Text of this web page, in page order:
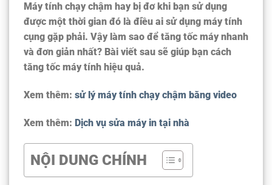
Máy tính chạy chậm hay bị đơ khi bạn sử dụng
được một thời gian đó là điều ai sử dụng máy tính
cụng gặp phải. Vậy làm sao để tăng tốc máy nhanh
và đơn giản nhất? Bài viết sau sẽ giúp bạn cách
tăng tốc máy tính hiệu quả.
Xem thêm: sử lý máy tính chạy chậm bằng video
Xem thêm: Dịch vụ sửa máy in tại nhà
NỘI DUNG CHÍNH